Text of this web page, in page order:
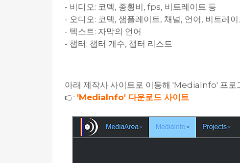
- 비디오: 코덱, 종횡비, fps, 비트레이트 등
- 오디오: 코덱, 샘플레이트, 채널, 언어, 비트레
- 텍스트: 자막의 언어
- 챕터: 챕터 개수, 챕터 리스트
아래 제작사 사이트로 이동해 'MediaInfo' 프로
👉 'MediaInfo' 다운로드 사이트